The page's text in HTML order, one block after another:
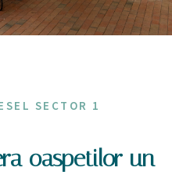
SECTOR 1
oaspetilor un